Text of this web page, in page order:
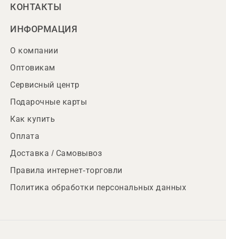
КОНТАКТЫ
ИНФОРМАЦИЯ
О компании
Оптовикам
Сервисный центр
Подарочные карты
Как купить
Оплата
Доставка / Самовывоз
Правила интернет-торговли
Политика обработки персональных данных